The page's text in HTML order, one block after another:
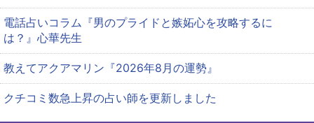
電話占いコラム『男のプライドと嫉妬心を攻略するに
は？』心華先生
教えてアクアマリン『2026年8月の運勢』
クチコミ数急上昇の占い師を更新しました